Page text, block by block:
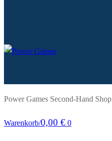
Power Games Second-Hand Shop
Warenkorb/0,00 € 0